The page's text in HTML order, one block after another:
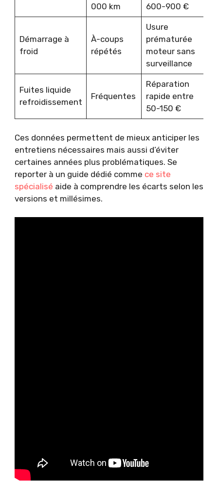
000 km
600-900 €
Démarrage à
froid
À-coups
répétés
Usure
prématurée
moteur sans
surveillance
Fuites liquide
refroidissement
Fréquentes
Réparation
rapide entre
50-150 €
Ces données permettent de mieux anticiper les
entretiens nécessaires mais aussi d’éviter
certaines années plus problématiques. Se
reporter à un guide dédié comme ce site
spécialisé aide à comprendre les écarts selon les
versions et millésimes.